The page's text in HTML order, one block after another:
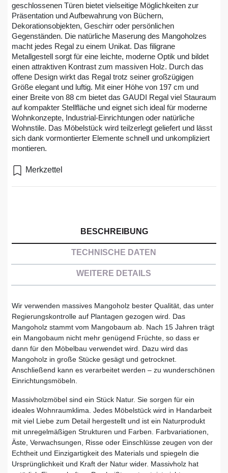
geschlossenen Türen bietet vielseitige Möglichkeiten zur
Präsentation und Aufbewahrung von Büchern,
Dekorationsobjekten, Geschirr oder persönlichen
Gegenständen. Die natürliche Maserung des Mangoholzes
macht jedes Regal zu einem Unikat. Das filigrane
Metallgestell sorgt für eine leichte, moderne Optik und bildet
einen attraktiven Kontrast zum massiven Holz. Durch das
offene Design wirkt das Regal trotz seiner großzügigen
Größe elegant und luftig. Mit einer Höhe von 197 cm und
einer Breite von 88 cm bietet das GAUDI Regal viel Stauraum
auf kompakter Stellfläche und eignet sich ideal für moderne
Wohnkonzepte, Industrial-Einrichtungen oder natürliche
Wohnstile. Das Möbelstück wird teilzerlegt geliefert und lässt
sich dank vormontierter Elemente schnell und unkompliziert
montieren.
Merkzettel
BESCHREIBUNG
TECHNISCHE DATEN
WEITERE DETAILS
Wir verwenden massives Mangoholz bester Qualität, das unter
Regierungskontrolle auf Plantagen gezogen wird. Das
Mangoholz stammt vom Mangobaum ab. Nach 15 Jahren trägt
ein Mangobaum nicht mehr genügend Früchte, so dass er
dann für den Möbelbau verwendet wird. Dazu wird das
Mangoholz in große Stücke gesägt und getrocknet.
Anschließend kann es verarbeitet werden – zu wunderschönen
Einrichtungsmöbeln.
Massivholzmöbel sind ein Stück Natur. Sie sorgen für ein
ideales Wohnraumklima. Jedes Möbelstück wird in Handarbeit
mit viel Liebe zum Detail hergestellt und ist ein Naturprodukt
mit unregelmäßigen Strukturen und Farben. Farbvariationen,
Äste, Verwachsungen, Risse oder Einschlüsse zeugen von der
Echtheit und Einzigartigkeit des Materials und spiegeln die
Ursprünglichkeit und Kraft der Natur wider. Massivholz hat